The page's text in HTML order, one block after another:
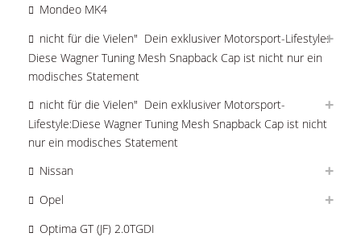
Mondeo MK4
nicht für die Vielen"  Dein exklusiver Motorsport-Lifestyle:
Diese Wagner Tuning Mesh Snapback Cap ist nicht nur ein
modisches Statement
nicht für die Vielen"  Dein exklusiver Motorsport-
Lifestyle:Diese Wagner Tuning Mesh Snapback Cap ist nicht
nur ein modisches Statement
Nissan
Opel
Optima GT (JF) 2.0TGDI